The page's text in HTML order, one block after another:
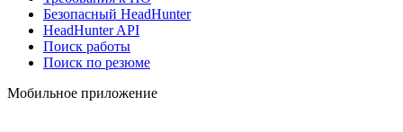
Безопасный HeadHunter
HeadHunter API
Поиск работы
Поиск по резюме
Мобильное приложение